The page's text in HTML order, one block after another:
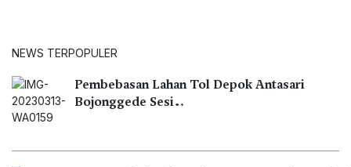
NEWS TERPOPULER
Pembebasan Lahan Tol Depok Antasari
Bojonggede Sesi…